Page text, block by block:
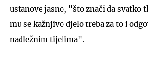
ustanove jasno, "što znači da svatko
mu se kažnjivo djelo treba za to i
nadležnim tijelima".